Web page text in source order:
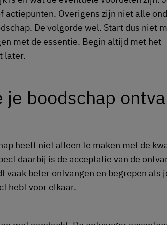
actiepunten. Overigens zijn niet alle
De volgorde wel. Start dus niet
met de essentie. Begin altijd met het
later.
je boodschap
heeft niet alleen te maken met de
daarbij is de acceptatie van de
vaak beter ontvangen en begrepen als
hebt voor elkaar.